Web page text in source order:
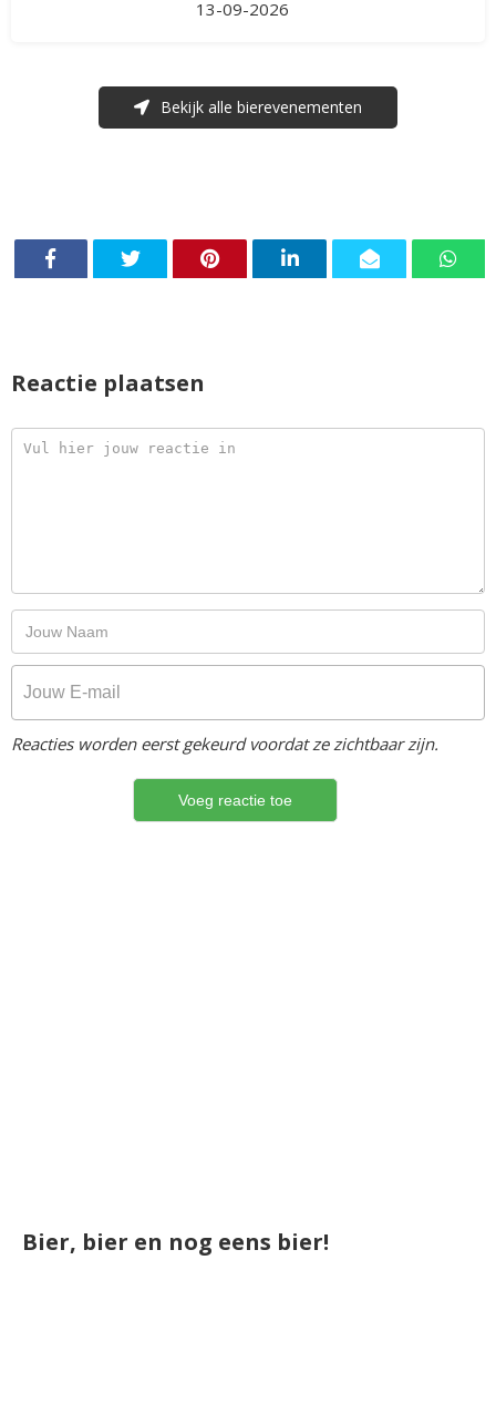
13-09-2026
Bekijk alle bierevenementen
Reactie plaatsen
Reacties worden eerst gekeurd voordat ze zichtbaar zijn.
Bier, bier en nog eens bier!